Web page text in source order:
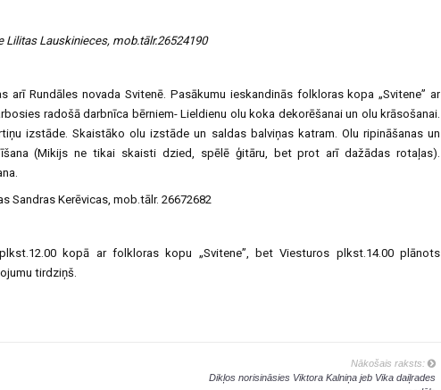
Lauskinieces, mob.tālr.26524190
arī Rundāles novada Svitenē. Pasākumu ieskandinās folkloras kopa „Svitene” ar
radošā darbnīca bērniem- Lieldienu olu koka dekorēšanai un olu krāsošanai.
izstāde. Skaistāko olu izstāde un saldas balviņas katram. Olu ripināšanas un
(Mikijs ne tikai skaisti dzied, spēlē ģitāru, bet prot arī dažādas rotaļas).
Sandras Kerēvicas, mob.tālr. 26672682
kopā ar folkloras kopu „Svitene”, bet Viesturos plkst.14.00 plānots
tirdziņš.
Nākošais raksts:
Dikļos norisināsies Viktora Kalniņa jeb Vika daiļrades